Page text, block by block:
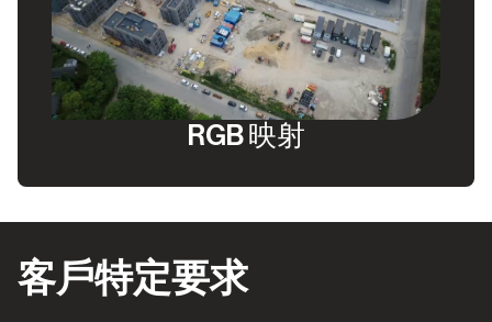
RGB 映射
客戶特定要求